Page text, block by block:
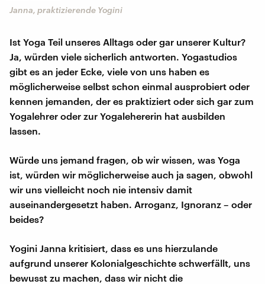
Janna, praktizierende Yogini
Ist Yoga Teil unseres Alltags oder gar unserer Kultur?
Ja, würden viele sicherlich antworten. Yogastudios
gibt es an jeder Ecke, viele von uns haben es
möglicherweise selbst schon einmal ausprobiert oder
kennen jemanden, der es praktiziert oder sich gar zum
Yogalehrer oder zur Yogalehererin hat ausbilden
lassen.
Würde uns jemand fragen, ob wir wissen, was Yoga
ist, würden wir möglicherweise auch ja sagen, obwohl
wir uns vielleicht noch nie intensiv damit
auseinandergesetzt haben. Arroganz, Ignoranz – oder
beides?
Yogini Janna kritisiert, dass es uns hierzulande
aufgrund unserer Kolonialgeschichte schwerfällt, uns
bewusst zu machen, dass wir nicht die